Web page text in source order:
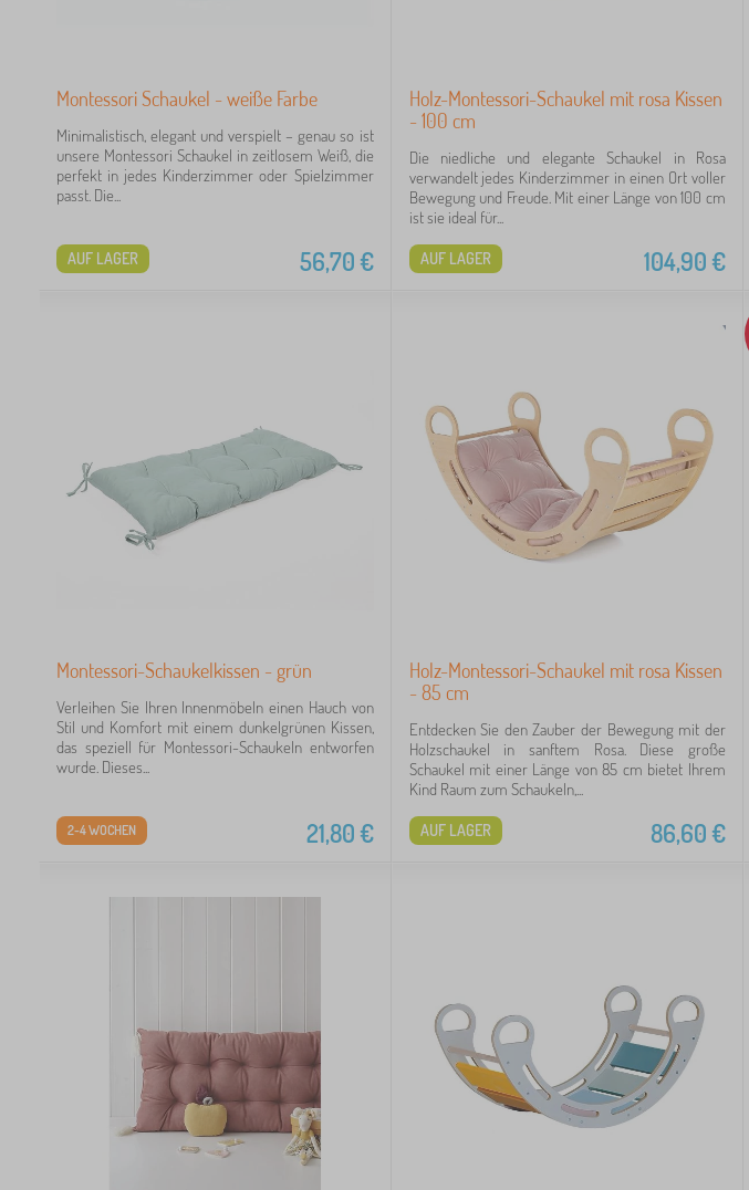
Montessori Schaukel - weiße Farbe
Minimalistisch, elegant und verspielt – genau so ist
unsere Montessori Schaukel in zeitlosem Weiß, die
perfekt in jedes Kinderzimmer oder Spielzimmer
passt. Die...
56,70€
AUF LAGER
Holz-Montessori-Schaukel mit rosa Kissen
- 100 cm
Die niedliche und elegante Schaukel in Rosa
verwandelt jedes Kinderzimmer in einen Ort voller
Bewegung und Freude. Mit einer Länge von 100 cm
ist sie ideal für...
104,90€
AUF LAGER
Montessori-Schaukelkissen - grün
Verleihen Sie Ihren Innenmöbeln einen Hauch von
Stil und Komfort mit einem dunkelgrünen Kissen,
das speziell für Montessori-Schaukeln entworfen
wurde. Dieses...
21,80€
2-4 WOCHEN
Holz-Montessori-Schaukel mit rosa Kissen
- 85 cm
Entdecken Sie den Zauber der Bewegung mit der
Holzschaukel in sanftem Rosa. Diese große
Schaukel mit einer Länge von 85 cm bietet Ihrem
Kind Raum zum Schaukeln,...
86,60€
AUF LAGER